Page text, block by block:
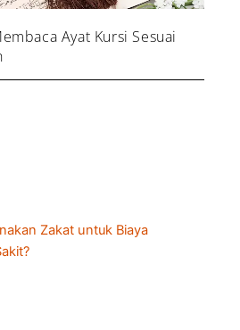
Ayat Kursi Sesuai